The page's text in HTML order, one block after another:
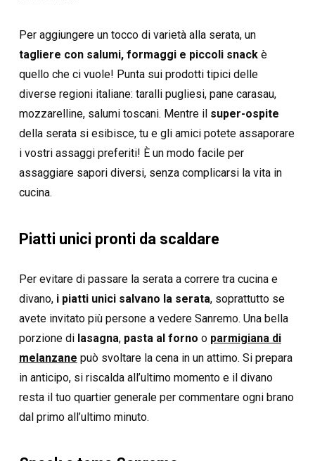
Per aggiungere un tocco di varietà alla serata, un
tagliere con salumi, formaggi e piccoli snack è
quello che ci vuole! Punta sui prodotti tipici delle
diverse regioni italiane: taralli pugliesi, pane carasau,
mozzarelline, salumi toscani. Mentre il super-ospite
della serata si esibisce, tu e gli amici potete assaporare
i vostri assaggi preferiti! È un modo facile per
assaggiare sapori diversi, senza complicarsi la vita in
cucina.
Piatti unici pronti da scaldare
Per evitare di passare la serata a correre tra cucina e
divano, i piatti unici salvano la serata, soprattutto se
avete invitato più persone a vedere Sanremo. Una bella
porzione di lasagna, pasta al forno o parmigiana di
melanzane può svoltare la cena in un attimo. Si prepara
in anticipo, si riscalda all’ultimo momento e il divano
resta il tuo quartier generale per commentare ogni brano
dal primo all’ultimo minuto.